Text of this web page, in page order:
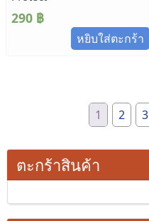
290 ฿
หยิบใส่ตะกร้า
1 2 3
ตะกร้าสินค้า